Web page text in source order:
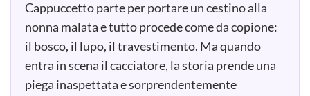
Cappuccetto parte per portare un cestino alla
nonna malata e tutto procede come da copione:
il bosco, il lupo, il travestimento. Ma quando
entra in scena il cacciatore, la storia prende una
piega inaspettata e sorprendentemente